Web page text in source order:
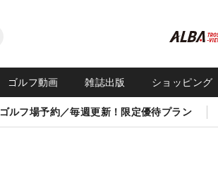
ゴルフ動画 雑誌出版 ショッピング
ゴルフ場予約／毎週更新！限定優待プラン